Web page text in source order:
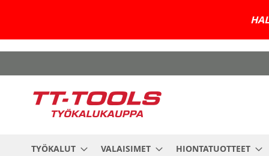
to
TYÖKALUT VALAISIMET HIONTATUOTTEET